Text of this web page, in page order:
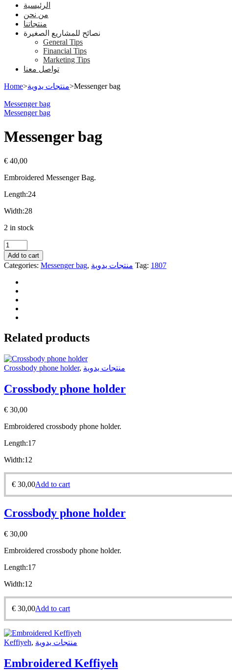
الرئيسية
من نحن
منتجاتنا
نصائح للمشاريع الصغيرة
General Tips
Financial Tips
Marketing Tips
تواصل معنا
Home>منتجات يدوية>Messenger bag
Messenger bag
Messenger bag
Messenger bag
€ 40,00
Embroidered Messenger Bag.
Length:24
Width:28
2 in stock
Messenger
bag
quantity
Add to cart
Categories: Messenger bag, منتجات يدوية Tag: 1807
Related products
Crossbody phone holder, منتجات يدوية
Crossbody phone holder
€ 30,00
Embroidered crossbody phone holder.
Length:17
Width:12
€ 30,00Add to cart
Crossbody phone holder
€ 30,00
Embroidered crossbody phone holder.
Length:17
Width:12
€ 30,00Add to cart
Keffiyeh, منتجات يدوية
Embroidered Keffiyeh